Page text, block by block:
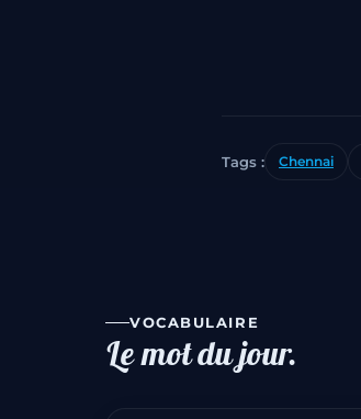
Tags : Chennai
VOCABULAIRE
Le mot du jour.